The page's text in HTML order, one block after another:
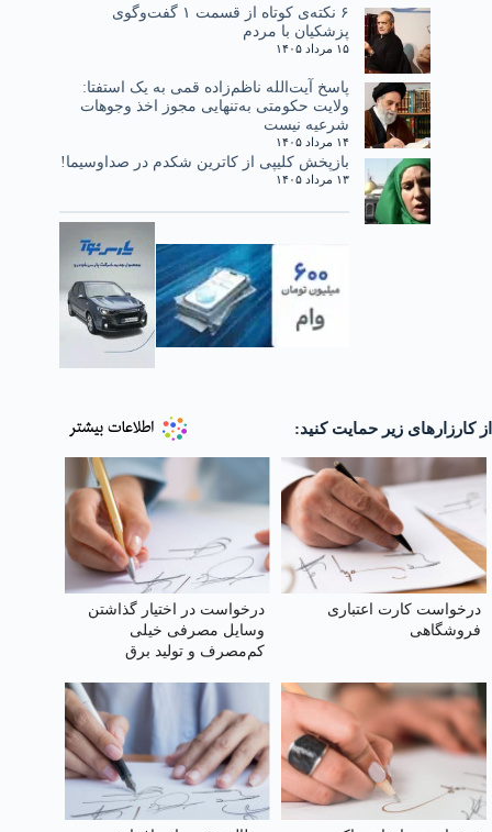
۶ نکته‌ی کوتاه از قسمت ۱ گفت‌وگوی
پزشکیان با مردم
۱۵ مرداد ۱۴۰۵
پاسخ آیت‌الله ناظم‌زاده قمی به یک استفتا:
ولایت حکومتی به‌تنهایی مجوز اخذ وجوهات
شرعیه نیست
۱۴ مرداد ۱۴۰۵
بازپخش کلیپی از کاترین شکدم در صداوسیما!
۱۳ مرداد ۱۴۰۵
از کارزارهای زیر حمایت کنید:
درخواست کارت اعتباری
فروشگاهی
درخواست در اختیار گذاشتن
وسایل مصرفی خیلی
کم‌مصرف و تولید برق
به‌صورت رایگان